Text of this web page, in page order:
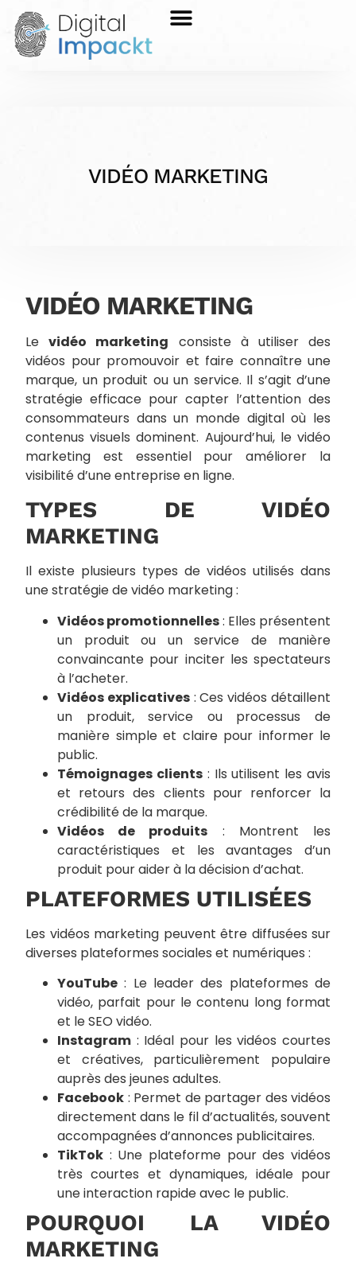
VIDÉO MARKETING
VIDÉO MARKETING
Levidéo marketing consiste à utiliser des
vidéos pour promouvoir et faire connaître une
marque, un produit ou un service. Il s’agit d’une
stratégie efficace pour capter l’attention des
consommateurs dans un monde digital où les
contenus visuels dominent. Aujourd’hui, le vidéo
marketing est essentiel pour améliorer la
visibilité d’une entreprise en ligne.
TYPES DE VIDÉO
MARKETING
Il existe plusieurs types de vidéos utilisés dans
une stratégie de vidéo marketing :
Vidéos promotionnelles: Elles présentent
un produit ou un service de manière
convaincante pour inciter les spectateurs
à l’acheter.
Vidéos explicatives: Ces vidéos détaillent
un produit, service ou processus de
manière simple et claire pour informer le
public.
Témoignages clients: Ils utilisent les avis
et retours des clients pour renforcer la
crédibilité de la marque.
Vidéos de produits : Montrent les
caractéristiques et les avantages d’un
produit pour aider à la décision d’achat.
PLATEFORMES UTILISÉES
Les vidéos marketing peuvent être diffusées sur
diverses plateformes sociales et numériques :
YouTube : Le leader des plateformes de
vidéo, parfait pour le contenu long format
et le SEO vidéo.
Instagram : Idéal pour les vidéos courtes
et créatives, particulièrement populaire
auprès des jeunes adultes.
Facebook : Permet de partager des vidéos
directement dans le fil d’actualités, souvent
accompagnées d’annonces publicitaires.
TikTok : Une plateforme pour des vidéos
très courtes et dynamiques, idéale pour
une interaction rapide avec le public.
POURQUOI LA VIDÉO
MARKETING